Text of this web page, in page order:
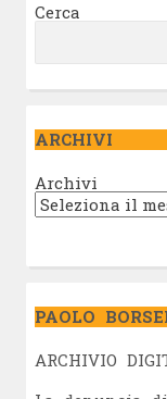
Cerca
ARCHIVI
Archivi
PAOLO
ARCHIVIO